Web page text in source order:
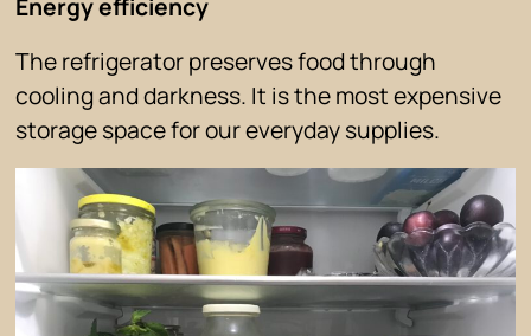
The refrigerator preserves food through
cooling and darkness. It is the most expensive
storage space for our everyday supplies.